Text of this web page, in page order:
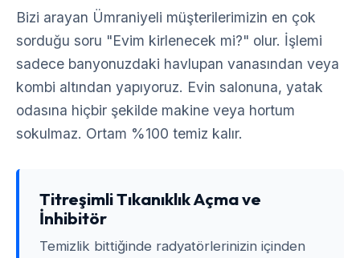
Bizi arayan Ümraniyeli müşterilerimizin en çok
sorduğu soru "Evim kirlenecek mi?" olur. İşlemi
sadece banyonuzdaki havlupan vanasından veya
kombi altından yapıyoruz. Evin salonuna, yatak
odasına hiçbir şekilde makine veya hortum
sokulmaz. Ortam %100 temiz kalır.
Titreşimli Tıkanıklık Açma ve
İnhibitör
Temizlik bittiğinde radyatörlerinizin içinden